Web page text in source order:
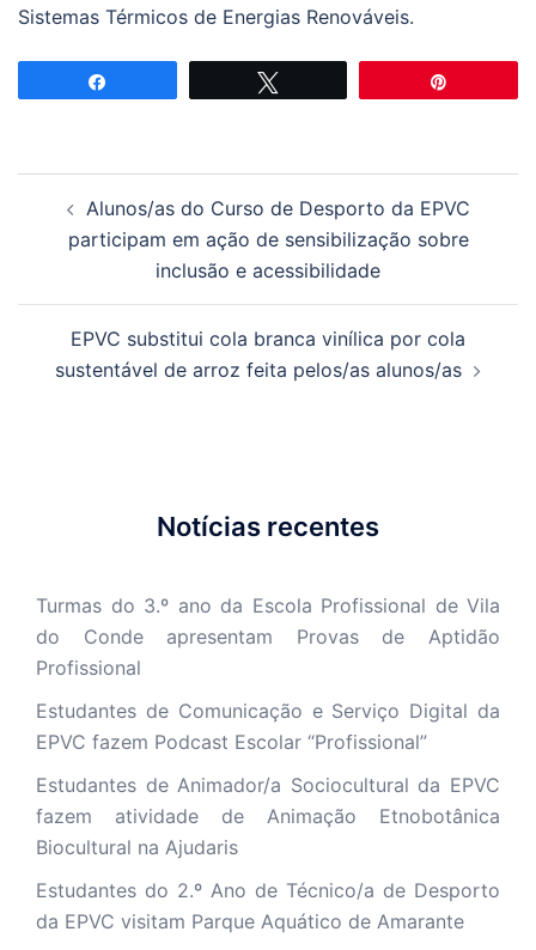
Sistemas Térmicos de Energias Renováveis.
artigos
Alunos/as do Curso de Desporto da EPVC
participam em ação de sensibilização sobre
inclusão e acessibilidade
EPVC substitui cola branca vinílica por cola
sustentável de arroz feita pelos/as alunos/as
Notícias recentes
Turmas do 3.º ano da Escola Profissional de Vila
do Conde apresentam Provas de Aptidão
Profissional
Estudantes de Comunicação e Serviço Digital da
EPVC fazem Podcast Escolar “Profissional”
Estudantes de Animador/a Sociocultural da EPVC
fazem atividade de Animação Etnobotânica
Biocultural na Ajudaris
Estudantes do 2.º Ano de Técnico/a de Desporto
da EPVC visitam Parque Aquático de Amarante